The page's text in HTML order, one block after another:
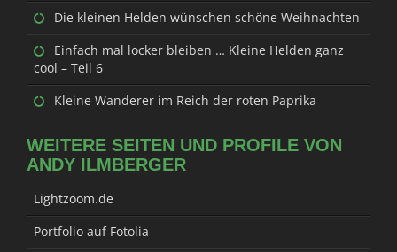
Die kleinen Helden wünschen schöne Weihnachten
Einfach mal locker bleiben … Kleine Helden ganz
cool – Teil 6
Kleine Wanderer im Reich der roten Paprika
WEITERE SEITEN UND PROFILE VON
ANDY ILMBERGER
Lightzoom.de
Portfolio auf Fotolia